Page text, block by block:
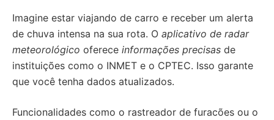
Imagine estar viajando de carro e receber um alerta
de chuva intensa na sua rota. O aplicativo de radar
meteorológico oferece informações precisas de
instituições como o INMET e o CPTEC. Isso garante
que você tenha dados atualizados.
Funcionalidades como o rastreador de furacões ou o